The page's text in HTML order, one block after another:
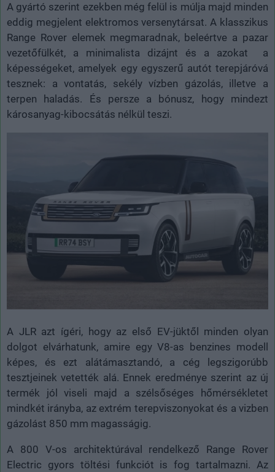
A gyártó szerint ezekben még felül is múlja majd minden
eddig megjelent elektromos versenytársat. A klasszikus
Range Rover elemek megmaradnak, beleértve a pazar
vezetőfülkét, a minimalista dizájnt és a azokat a
képességeket, amelyek egy egyszerű autót terepjáróvá
tesznek: a vontatás, sekély vízben gázolás, illetve a
terpen haladás. És persze a bónusz, hogy mindezt
károsanyag-kibocsátás nélkül teszi.
A JLR azt ígéri, hogy az első EV-jüktől minden olyan
dolgot elvárhatunk, amire egy V8-as benzines modell
képes, és ezt alátámasztandó, a cég legszigorúbb
tesztjeinek vetették alá. Ennek eredménye szerint az új
termék jól viseli majd a szélsőséges hőmérsékletet
mindkét irányba, az extrém terepviszonyokat és a vizben
gázolást 850 mm magasságig.
A 800 V-os architektúrával rendelkező Range Rover
Electric gyors töltési funkciót is fog tartalmazni. Az